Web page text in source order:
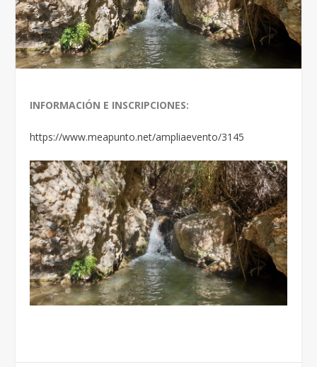
INFORMACIÓN E INSCRIPCIONES:
https://www.meapunto.net/ampliaevento/3145